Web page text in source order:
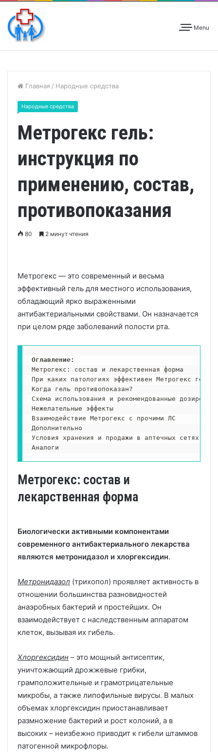
Menu
Главная / Народные средства
Народные средства
Метрогекс гель:
инструкция по
применению, состав,
противопоказания
80 2 минут чтения
Метрогекс — это современный и весьма
эффективный гель для местного использования,
обладающий ярко выраженными
антибактериальными свойствами. Он назначается
при целом ряде заболеваний полости рта.
Оглавление:
Метрогекс: состав и лекарственная форма
При каких патологиях эффективен Метрогекс гель?
Когда гель противопоказан?
Схема использования и рекомендованные дозировки
Нежелательные эффекты
Взаимодействие Метрогекс с прочими ЛС
Дополнительно
Условия хранения и продажи в аптечных сетях
Аналоги
Метрогекс: состав и
лекарственная форма
Биологически активными компонентами
современного антибактериального лекарства
являются метронидазол и хлоргексидин.
Метронидазол (трихопол) проявляет активность в
отношении большинства разновидностей
анаэробных бактерий и простейших. Он
взаимодействует с наследственным аппаратом
клеток, вызывая их гибель.
Хлоргексидин – это мощный антисептик,
уничтожающий дрожжевые грибки,
грамположительные и грамотрицательные
микробы, а также липофильные вирусы. В малых
объемах хлоргексидин приостанавливает
размножение бактерий и рост колоний, а в
высоких – неизбежно приводит к гибели штаммов
патогенной микрофлоры.